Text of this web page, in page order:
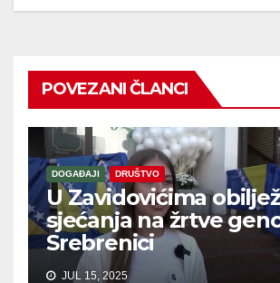
POVEZANI ČLANCI
DOGAĐAJI DRUŠTVO
U Zavidovićima
sjećanja na žrtve
Srebrenici
JUL 15, 2025